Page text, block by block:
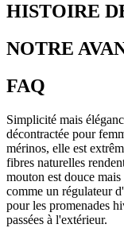
HISTOIRE
NOTRE
FAQ
Simplicité mais
décontractée pour
mérinos, elle est
fibres naturelles
mouton est douce
comme un régulateur
pour les promenades
passées à l'extérieur.